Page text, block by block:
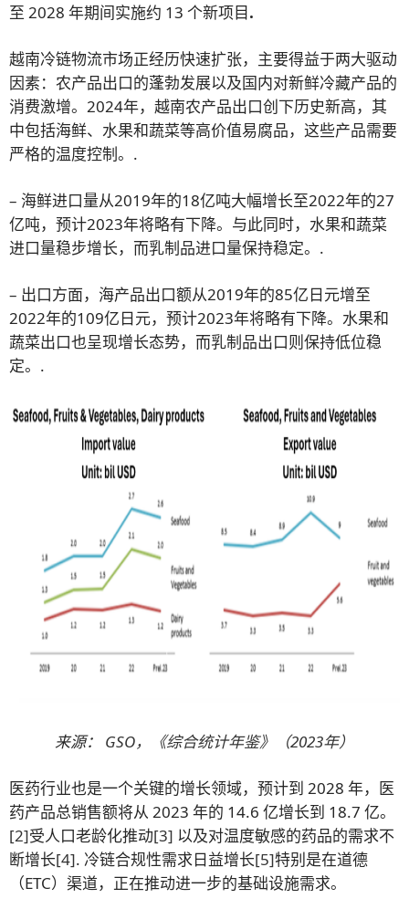
至 2028 年期间实施约 13 个新项目.
越南冷链物流市场正经历快速扩张，主要得益于两大驱动
因素：农产品出口的蓬勃发展以及国内对新鲜冷藏产品的
消费激增。2024年，越南农产品出口创下历史新高，其
中包括海鲜、水果和蔬菜等高价值易腐品，这些产品需要
严格的温度控制。.
– 海鲜进口量从2019年的18亿吨大幅增长至2022年的27
亿吨，预计2023年将略有下降。与此同时，水果和蔬菜
进口量稳步增长，而乳制品进口量保持稳定。.
– 出口方面，海产品出口额从2019年的85亿日元增至
2022年的109亿日元，预计2023年将略有下降。水果和
蔬菜出口也呈现增长态势，而乳制品出口则保持低位稳
定。.
来源： GSO，《综合统计年鉴》（2023年）
医药行业也是一个关键的增长领域，预计到 2028 年，医
药产品总销售额将从 2023 年的 14.6 亿增长到 18.7 亿。
[2]受人口老龄化推动[3] 以及对温度敏感的药品的需求不
断增长[4]. 冷链合规性需求日益增长[5]特别是在道德
（ETC）渠道，正在推动进一步的基础设施需求。